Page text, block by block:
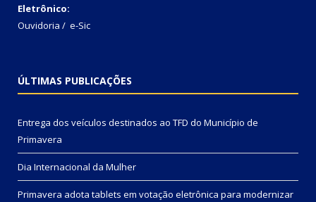
Eletrônico:
Ouvidoria / e-Sic
ÚLTIMAS PUBLICAÇÕES
Entrega dos veículos destinados ao TFD do Município de
Primavera
Dia Internacional da Mulher
Primavera adota tablets em votação eletrônica para modernizar